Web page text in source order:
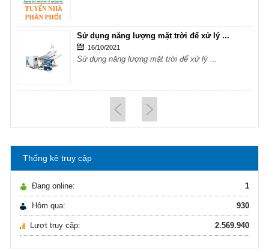
Sử dụng năng lượng mặt trời để xử lý ...
16/10/2021
Sử dụng năng lượng mặt trời để xử lý ...
Hướng dẫn lựa chọn máy lọc nước Gia ...
21/10/2021
Hướng dẫn lựa chọn máy lọc nước Gia ...
Ô nhiễm nguồn nước và vấn đề sức khỏe
Sử dụng năng lượng mặt trời để xử lý ...
Thống kê truy cập
Đang online: 1
Hôm qua: 930
Lượt truy cập: 2.569.940